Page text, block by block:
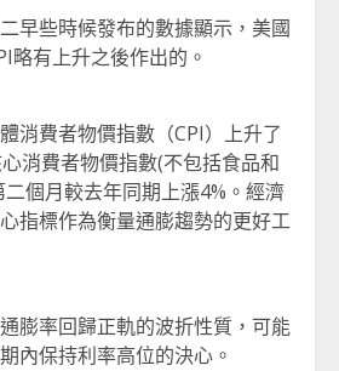
早些時候發布的數據顯示，美國
略有上升之後作出的。
消費者物價指數（CPI）上升了
消費者物價指數(不包括食品和
個月較去年同期上漲4%。經濟
指標作為衡量通膨趨勢的更好工
膨率回歸正軌的波折性質，可能
內保持利率高位的決心。